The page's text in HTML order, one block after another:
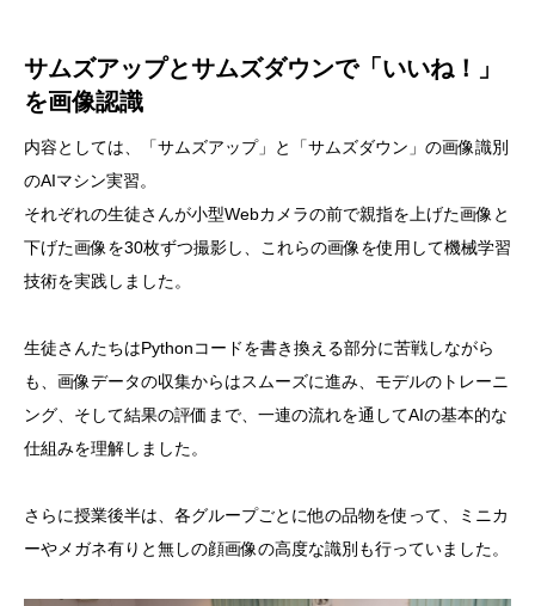
サムズアップとサムズダウンで「いいね！」
を画像認識
内容としては、「サムズアップ」と「サムズダウン」の画像識別
のAIマシン実習。
それぞれの生徒さんが小型Webカメラの前で親指を上げた画像と
下げた画像を30枚ずつ撮影し、これらの画像を使用して機械学習
技術を実践しました。
生徒さんたちはPythonコードを書き換える部分に苦戦しながら
も、画像データの収集からはスムーズに進み、モデルのトレーニ
ング、そして結果の評価まで、一連の流れを通してAIの基本的な
仕組みを理解しました。
さらに授業後半は、各グループごとに他の品物を使って、ミニカ
ーやメガネ有りと無しの顔画像の高度な識別も行っていました。